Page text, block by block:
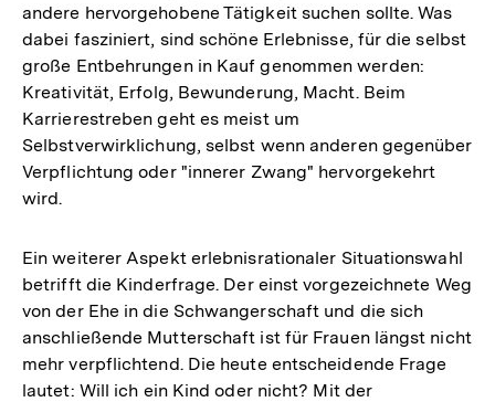
andere hervorgehobene Tätigkeit suchen sollte. Was
dabei fasziniert, sind schöne Erlebnisse, für die selbst
große Entbehrungen in Kauf genommen werden:
Kreativität, Erfolg, Bewunderung, Macht. Beim
Karrierestreben geht es meist um
Selbstverwirklichung, selbst wenn anderen gegenüber
Verpflichtung oder "innerer Zwang" hervorgekehrt
wird.
Ein weiterer Aspekt erlebnisrationaler Situationswahl
betrifft die Kinderfrage. Der einst vorgezeichnete Weg
von der Ehe in die Schwangerschaft und die sich
anschließende Mutterschaft ist für Frauen längst nicht
mehr verpflichtend. Die heute entscheidende Frage
lautet: Will ich ein Kind oder nicht? Mit der